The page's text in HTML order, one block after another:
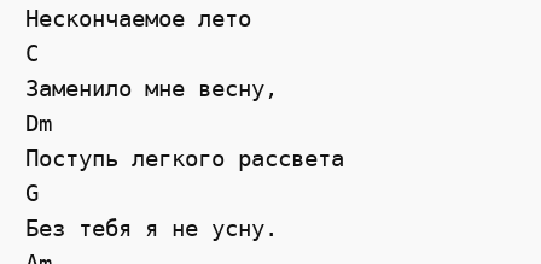
Нескончаемое лето
С
Заменило мне весну,
Dm
Поступь легкого рассвета
G
Без тебя я не усну.